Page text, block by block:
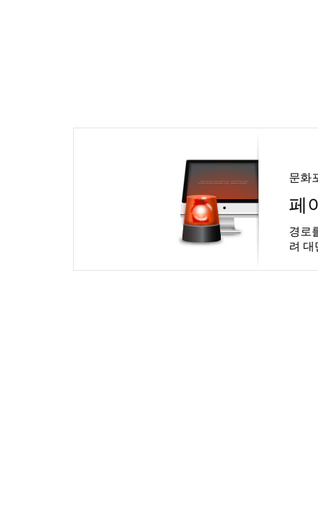
문화
페
경로
려 대